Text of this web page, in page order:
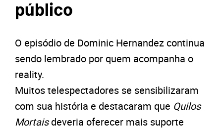
público
O episódio de Dominic Hernandez continua
sendo lembrado por quem acompanha o
reality.
Muitos telespectadores se sensibilizaram
com sua história e destacaram que Quilos
Mortaisdeveria oferecer mais suporte